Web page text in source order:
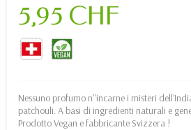
5,95 CHF
Nessuno profumo n"incarne i misteri
patchouli. A basi di ingredienti naturali e
Prodotto Vegan e fabbricante Svizzera !